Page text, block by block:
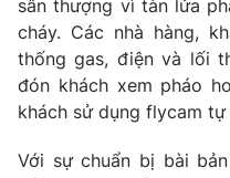
sân thượng vì tàn lửa
cháy. Các nhà hàng,
thống gas, điện và lối
đón khách xem pháo
khách sử dụng flycam tự
Với sự chuẩn bị bài